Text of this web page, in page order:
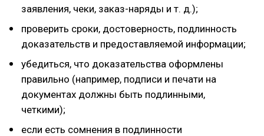
заявления, чеки, заказ-наряды и т. д.);
проверить сроки, достоверность, подлинность
доказательств и предоставляемой информации;
убедиться, что доказательства оформлены
правильно (например, подписи и печати на
документах должны быть подлинными,
четкими);
если есть сомнения в подлинности